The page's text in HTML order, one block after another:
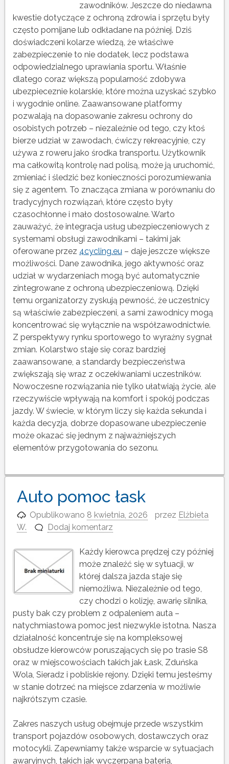
zawodników. Jeszcze do niedawna
kwestie dotyczące z ochroną zdrowia i sprzętu były
często pomijane lub odkładane na później. Dziś
doświadczeni kolarze wiedzą, że właściwe
zabezpieczenie to nie dodatek, lecz podstawa
odpowiedzialnego uprawiania sportu. Właśnie
dlatego coraz większą popularność zdobywa
ubezpieceznie kolarskie, które można uzyskać szybko
i wygodnie online. Zaawansowane platformy
pozwalają na dopasowanie zakresu ochrony do
osobistych potrzeb – niezależnie od tego, czy ktoś
bierze udział w zawodach, ćwiczy rekreacyjnie, czy
używa z roweru jako środka transportu. Użytkownik
ma całkowitą kontrolę nad polisą, może ją uruchomić,
zmieniać i śledzić bez konieczności porozumiewania
się z agentem. To znacząca zmiana w porównaniu do
tradycyjnych rozwiązań, które często były
czasochłonne i mało dostosowalne. Warto
zauważyć, że integracja usług ubezpieczeniowych z
systemami obsługi zawodnikami – takimi jak
oferowane przez 4cycling.eu– daje jeszcze większe
możliwości. Dane zawodnika, jego aktywność oraz
udział w wydarzeniach mogą być automatycznie
zintegrowane z ochroną ubezpieczeniową. Dzięki
temu organizatorzy zyskują pewność, że uczestnicy
są właściwie zabezpieczeni, a sami zawodnicy mogą
koncentrować się wyłącznie na współzawodnictwie.
Z perspektywy rynku sportowego to wyraźny sygnał
zmian. Kolarstwo staje się coraz bardziej
zaawansowane, a standardy bezpieczeństwa
zwiększają się wraz z oczekiwaniami uczestników.
Nowoczesne rozwiązania nie tylko ułatwiają życie, ale
rzeczywiście wpływają na komfort i spokój podczas
jazdy. W świecie, w którym liczy się każda sekunda i
każda decyzja, dobrze dopasowane ubezpieczenie
może okazać się jednym z najważniejszych
elementów przygotowania do sezonu.
Auto pomoc łask
Opublikowano 8 kwietnia, 2026 przez Elżbieta
W.
Dodaj komentarz
Każdy kierowca prędzej czy później
może znaleźć się w sytuacji, w
której dalsza jazda staje się
niemożliwa. Niezależnie od tego,
czy chodzi o kolizję, awarię silnika,
pusty bak czy problem z odpaleniem auta –
natychmiastowa pomoc jest niezwykle istotna. Nasza
działalność koncentruje się na kompleksowej
obsłudze kierowców poruszających się po trasie S8
oraz w miejscowościach takich jak Łask, Zduńska
Wola, Sieradz i pobliskie rejony. Dzięki temu jesteśmy
w stanie dotrzeć na miejsce zdarzenia w możliwie
najkrótszym czasie.
Zakres naszych usług obejmuje przede wszystkim
transport pojazdów osobowych, dostawczych oraz
motocykli. Zapewniamy także wsparcie w sytuacjach
awaryjnych, takich jak wyczerpana bateria,